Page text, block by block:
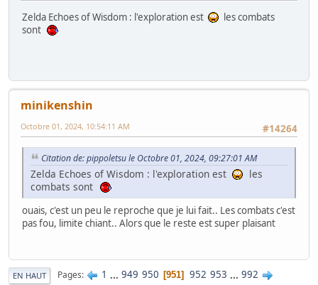
Zelda Echoes of Wisdom : l'exploration est
les combats
sont
minikenshin
#14264
Octobre 01, 2024, 10:54:11 AM
Citation de: pippoletsu le Octobre 01, 2024, 09:27:01 AM
Zelda Echoes of Wisdom : l'exploration est
les
combats sont
ouais, c'est un peu le reproche que je lui fait.. Les combats c'est
pas fou, limite chiant.. Alors que le reste est super plaisant
EN HAUT Pages 1 ... 949 950 951 952 953 ... 992